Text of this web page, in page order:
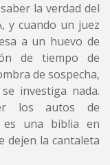
la verdad del
y cuando un juez
a un huevo de
de tiempo de
de sospecha,
investiga nada.
los autos de
es una biblia en
dejen la cantaleta